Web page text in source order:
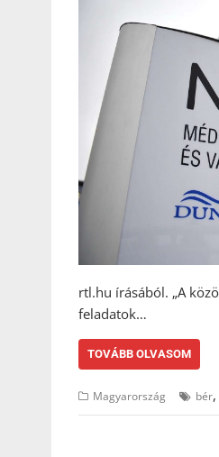
rtl.hu írásából. „A
feladatok…
TOVÁBB OLVASOM
Magyarország bér,